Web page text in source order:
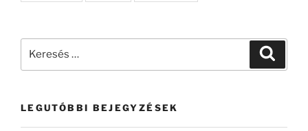
LEGUTÓBBI BEJEGYZÉSEK